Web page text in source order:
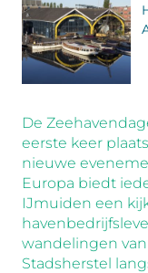
De
eerste keer
nieuwe
Europa biedt
IJmuiden een
wandelingen
Stadsherstel